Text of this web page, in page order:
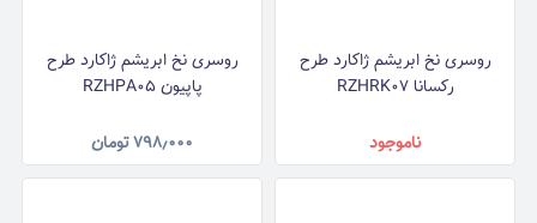
روسری نخ ابریشم ژاکارد طرح
رکسانا RZHRK07
ناموجود
روسری نخ ابریشم ژاکارد طرح
پاپیون RZHPA05
۷۹۸٫۰۰۰تومان